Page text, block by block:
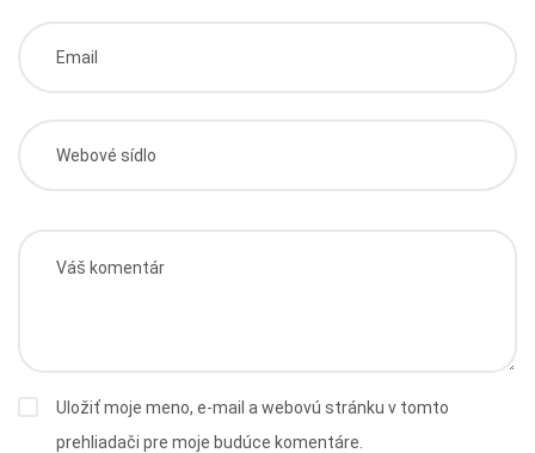
Uložiť moje meno, e-mail a webovú stránku v tomto
prehliadači pre moje budúce komentáre.